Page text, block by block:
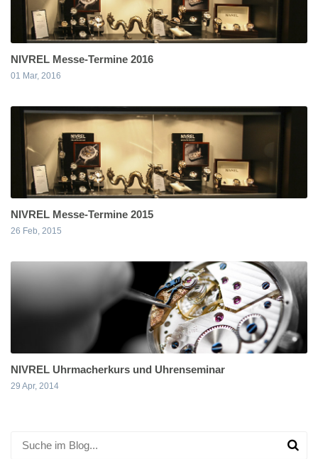
NIVREL Messe-Termine 2016
01 Mar, 2016
NIVREL Messe-Termine 2015
26 Feb, 2015
NIVREL Uhrmacherkurs und Uhrenseminar
29 Apr, 2014